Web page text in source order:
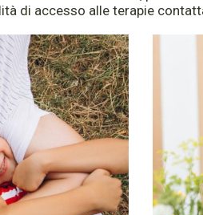
di accesso alle terapie